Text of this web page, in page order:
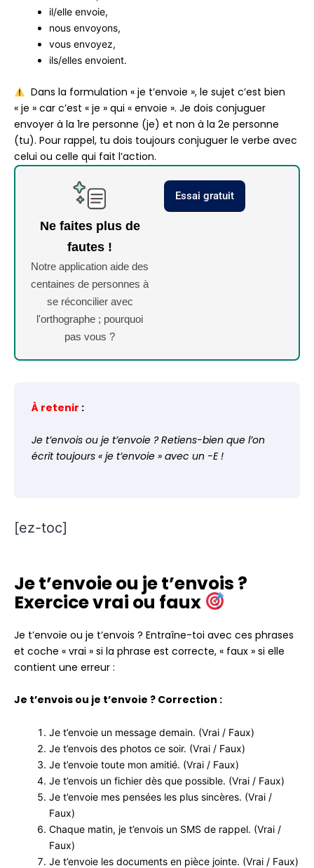
il/elle envoie,
nous envoyons,
vous envoyez,
ils/elles envoient.
Dans la formulation « je t’envoie », le sujet c’est bien
« je » car c’est « je » qui « envoie ». Je dois conjuguer
envoyer à la 1re personne (je) et non à la 2e personne
(tu). Pour rappel, tu dois toujours conjuguer le verbe avec
celui ou celle qui fait l’action.
Ne faites plus de
fautes !
Notre application aide des
centaines de personnes à
se réconcilier avec
l'orthographe ; pourquoi
pas vous ?
Essai gratuit
À retenir :
Je t’envois ou je t’envoie ? Retiens-bien que l’on
écrit toujours « je t’envoie » avec un -E !
[ez-toc]
Je t’envoie ou je t’envois ?
Exercice vrai ou faux
Je t’envoie ou je t’envois ? Entraîne-toi avec ces phrases
et coche « vrai » si la phrase est correcte, « faux » si elle
contient une erreur :
Je t’envois ou je t’envoie ? Correction :
Je t’envoie un message demain. (Vrai / Faux)
Je t’envois des photos ce soir. (Vrai / Faux)
Je t’envoie toute mon amitié. (Vrai / Faux)
Je t’envois un fichier dès que possible. (Vrai / Faux)
Je t’envoie mes pensées les plus sincères. (Vrai /
Faux)
Chaque matin, je t’envois un SMS de rappel. (Vrai /
Faux)
Je t’envoie les documents en pièce jointe. (Vrai / Faux)